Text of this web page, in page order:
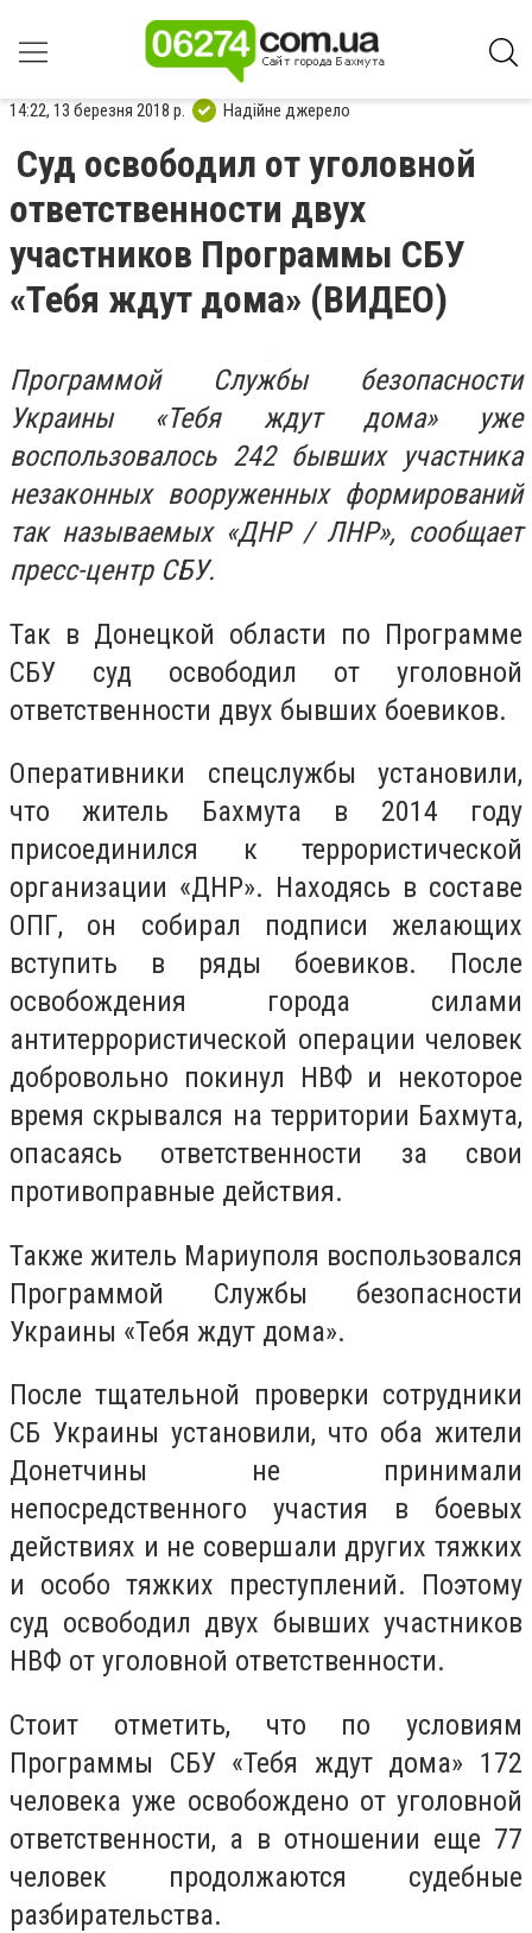
14:22, 13 березня 2018 р. Надійне джерело
Суд освободил от уголовной
ответственности двух
участников Программы СБУ
«Тебя ждут дома» (ВИДЕО)
Программой Службы безопасности
Украины «Тебя ждут дома» уже
воспользовалось 242 бывших участника
незаконных вооруженных формирований
так называемых «ДНР / ЛНР», сообщает
пресс-центр СБУ.
Так в Донецкой области по Программе
СБУ суд освободил от уголовной
ответственности двух бывших боевиков.
Оперативники спецслужбы установили,
что житель Бахмута в 2014 году
присоединился к террористической
организации «ДНР». Находясь в составе
ОПГ, он собирал подписи желающих
вступить в ряды боевиков. После
освобождения города силами
антитеррористической операции человек
добровольно покинул НВФ и некоторое
время скрывался на территории Бахмута,
опасаясь ответственности за свои
противоправные действия.
Также житель Мариуполя воспользовался
Программой Службы безопасности
Украины «Тебя ждут дома».
После тщательной проверки сотрудники
СБ Украины установили, что оба жители
Донетчины не принимали
непосредственного участия в боевых
действиях и не совершали других тяжких
и особо тяжких преступлений. Поэтому
суд освободил двух бывших участников
НВФ от уголовной ответственности.
Стоит отметить, что по условиям
Программы СБУ «Тебя ждут дома» 172
человека уже освобождено от уголовной
ответственности, а в отношении еще 77
человек продолжаются судебные
разбирательства.